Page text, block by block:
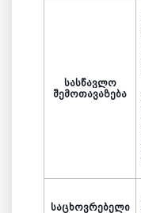
სასწავლო
შემოთავაზება
საცხოვრებელი